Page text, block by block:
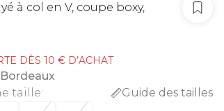
à col en V, coupe boxy,
DÈS 10 € D’ACHAT
taille:
Guide des tailles